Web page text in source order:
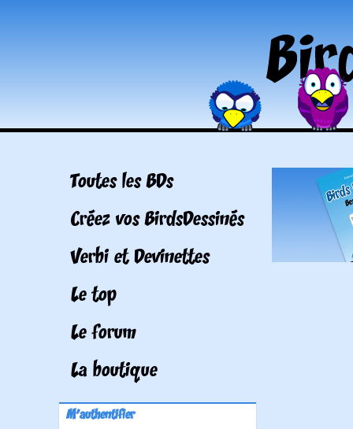
Toutes les BDs
Créez vos BirdsDessinés
Verbi et Devinettes
Le top
Le forum
La boutique
M'authentifier